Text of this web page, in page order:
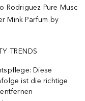
Rodriguez Pure Musc
Mink Parfum by
TRENDS
Diese
ist die richtige